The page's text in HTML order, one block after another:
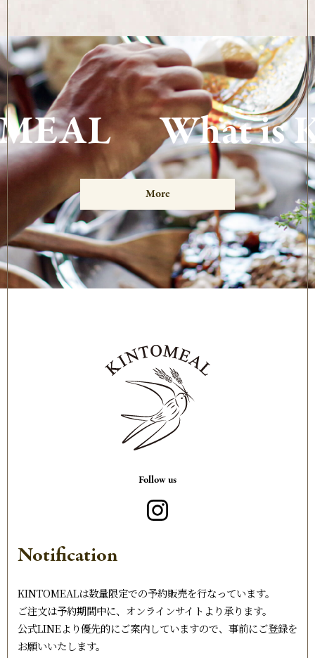
What is
More
Follow us
Notification
KINTOMEALは数量限定での予約販売を行なっています。
ご注文は予約期間中に、オンラインサイトより承ります。
公式LINEより優先的にご案内していますので、事前にご登録を
お願いいたします。